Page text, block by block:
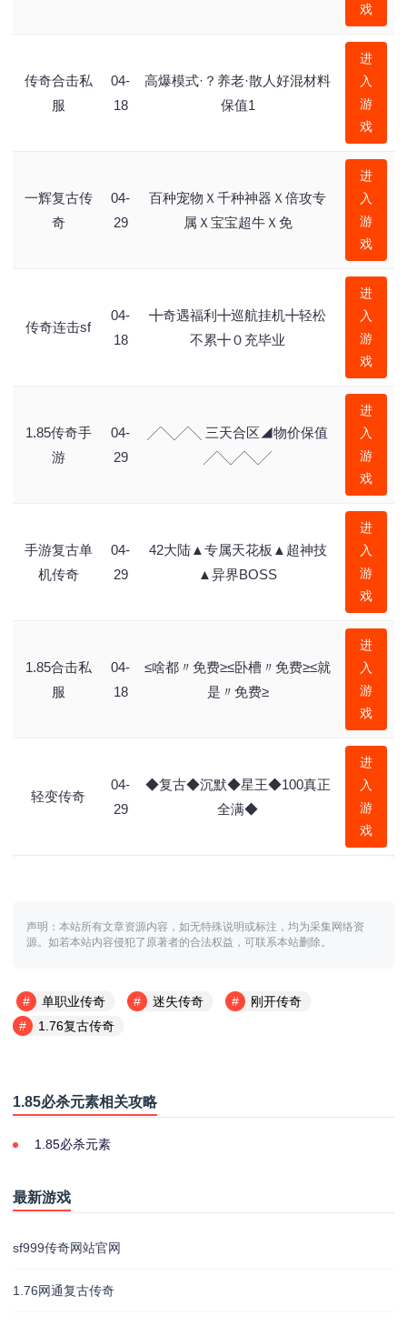
戏
传奇合击私
服
04-
18
高爆模式·？养老·散人好混材料
保值1
进
入
游
戏
一辉复古传
奇
04-
29
百种宠物Ｘ千种神器Ｘ倍攻专
属Ｘ宝宝超牛Ｘ免
进
入
游
戏
传奇连击sf
04-
18
╋奇遇福利╋巡航挂机╋轻松
不累╋０充毕业
进
入
游
戏
1.85传奇手
游
04-
29
╱╲╱╲ 三天合区◢物价保值
╱╲╱╲╱
进
入
游
戏
手游复古单
机传奇
04-
29
42大陆▲专属天花板▲超神技
▲异界BOSS
进
入
游
戏
1.85合击私
服
04-
18
≤啥都〃免费≥≤卧槽〃免费≥≤就
是〃免费≥
进
入
游
戏
轻变传奇
04-
29
◆复古◆沉默◆星王◆100真正
全满◆
进
入
游
戏
声明：本站所有文章资源内容，如无特殊说明或标注，均为采集网络资
源。如若本站内容侵犯了原著者的合法权益，可联系本站删除。
单职业传奇 迷失传奇
刚开传奇
1.76复古传奇
1.85必杀元素相关攻略
1.85必杀元素
最新游戏
sf999传奇网站官网
1.76网通复古传奇